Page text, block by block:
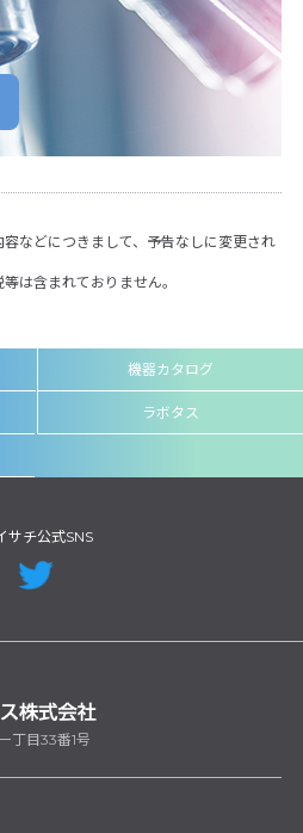
などにつきまして、予告なしに変更され
は含まれておりません。
機器カタログ
ラボタス
サチ公式SNS
丁目33番1号